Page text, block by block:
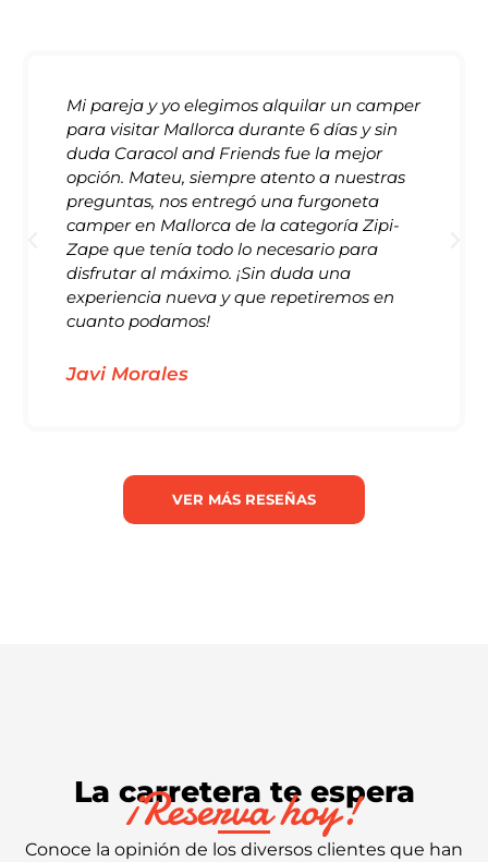
Mi pareja y yo elegimos alquilar un camper
para visitar Mallorca durante 6 días y sin
duda Caracol and Friends fue la mejor
opción. Mateu, siempre atento a nuestras
preguntas, nos entregó una furgoneta
camper en Mallorca de la categoría Zipi-
Zape que tenía todo lo necesario para
disfrutar al máximo. ¡Sin duda una
experiencia nueva y que repetiremos en
cuanto podamos!
Javi Morales
VER MÁS RESEÑAS
La carretera te espera
¡Reserva hoy!
Conoce la opinión de los diversos clientes que han